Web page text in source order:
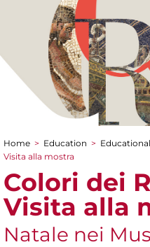
You are here
Home > Education >
Visita alla mostra
Colori dei
Visita alla
Natale nei